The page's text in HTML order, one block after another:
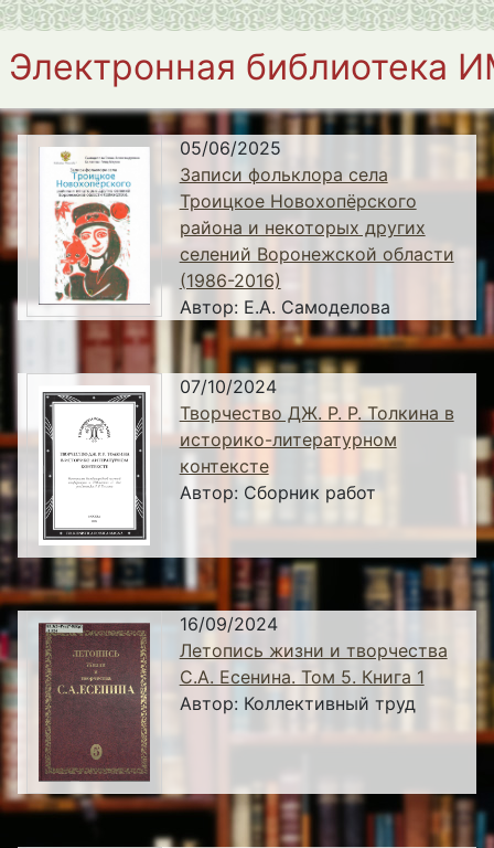
Электронная библиотека
05/06/2025
Записи фольклора села
Троицкое Новохопёрского
района и некоторых других
селений Воронежской области
(1986-2016)
Автор: Е.А. Самоделова
07/10/2024
Творчество ДЖ. Р. Р. Толкина в
историко-литературном
контексте
Автор: Сборник работ
16/09/2024
Летопись жизни и творчества
С.А. Есенина. Том 5. Книга 1
Автор: Коллективный труд